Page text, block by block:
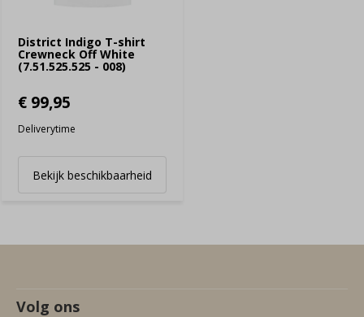
District Indigo T-shirt
Crewneck Off White
(7.51.525.525 - 008)
€ 99,95
Deliverytime
Bekijk beschikbaarheid
Volg ons